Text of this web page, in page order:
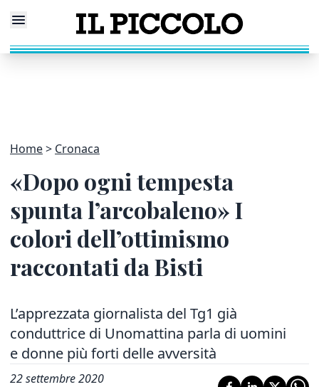
Home Cronaca
«Dopo ogni tempesta
spunta l’arcobaleno» I
colori dell’ottimismo
raccontati da Bisti
L’apprezzata giornalista del Tg1 già
conduttrice di Unomattina parla di uomini
e donne più forti delle avversità
22 settembre 2020